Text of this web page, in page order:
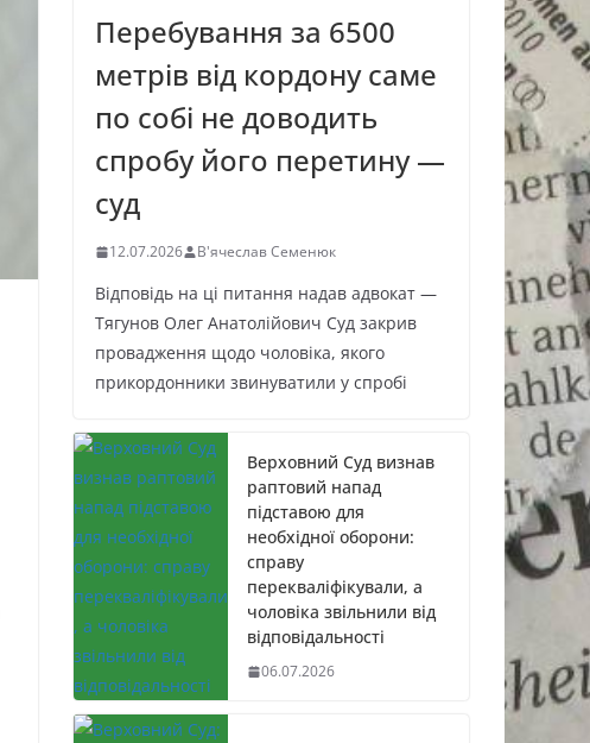
Перебування за 6500
метрів від кордону саме
по собі не доводить
спробу його перетину —
суд
12.07.2026 В'ячеслав Семенюк
Відповідь на ці питання надав адвокат —
Тягунов Олег Анатолійович Суд закрив
провадження щодо чоловіка, якого
прикордонники звинуватили у спробі
Верховний Суд визнав
раптовий напад
підставою для
необхідної оборони:
справу
перекваліфікували, а
чоловіка звільнили від
відповідальності
06.07.2026